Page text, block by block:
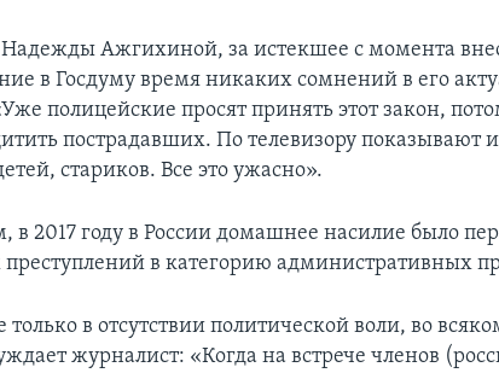
Ажгихиной, за истекшее с момента
в Госдуму время никаких сомнений в его
полицейские просят принять этот закон,
пострадавших. По телевизору показывают
стариков. Все это ужасно».
2017 году в России домашнее насилие было
преступлений в категорию административных
только в отсутствии политической воли, во
журналист: «Когда на встрече членов